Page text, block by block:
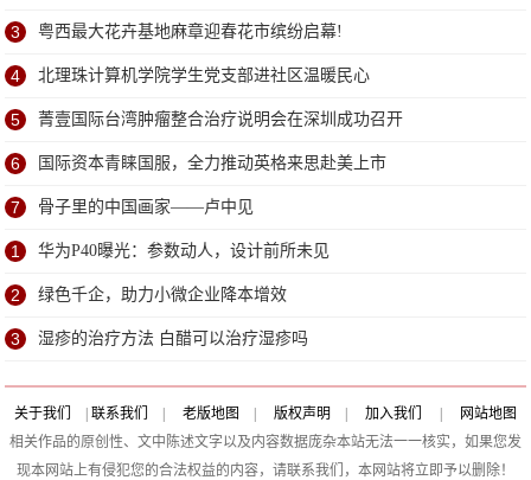
学位已告急
3 粤西最大花卉基地麻章迎春花市缤纷启幕!
4 北理珠计算机学院学生党支部进社区温暖民心
5 菁壹国际台湾肿瘤整合治疗说明会在深圳成功召开
6 国际资本青睐国服，全力推动英格来思赴美上市
7 骨子里的中国画家——卢中见
1 华为P40曝光：参数动人，设计前所未见
2 绿色千企，助力小微企业降本增效
3 湿疹的治疗方法 白醋可以治疗湿疹吗
关于我们 联系我们 老版地图 版权声明 加入我们
网站地图
相关作品的原创性、文中陈述文字以及内容数据庞杂本站无法一一核实，如果您发
现本网站上有侵犯您的合法权益的内容，请联系我们，本网站将立即予以删除！